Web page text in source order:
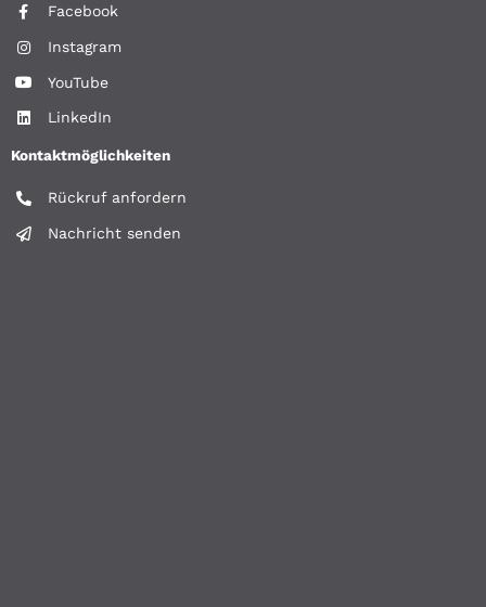
Facebook
Instagram
YouTube
LinkedIn
Kontaktmöglichkeiten
Rückruf anfordern
Nachricht senden